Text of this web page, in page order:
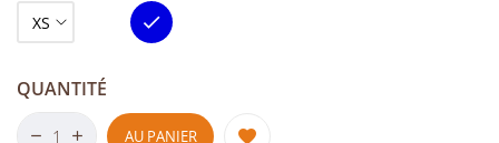
Bleu
QUANTITÉ
AU PANIER